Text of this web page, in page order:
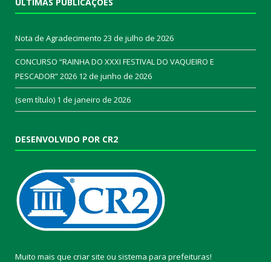
Nota de Agradecimento 23 de julho de 2026
CONCURSO “RAINHA DO XXXI FESTIVAL DO VAQUEIRO E
PESCADOR” 2026 12 de junho de 2026
(sem título) 1 de janeiro de 2026
DESENVOLVIDO POR CR2
Muito mais que criar site ou sistema para prefeituras!